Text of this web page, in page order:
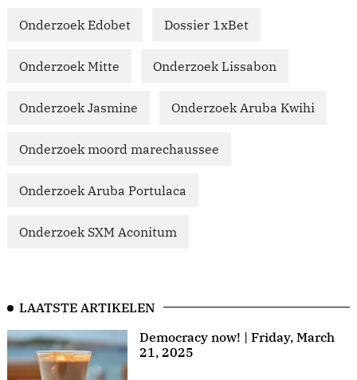
Onderzoek Edobet Dossier 1xBet
Onderzoek Mitte Onderzoek Lissabon
Onderzoek Jasmine Onderzoek Aruba Kwihi
Onderzoek moord marechaussee
Onderzoek Aruba Portulaca
Onderzoek SXM Aconitum
LAATSTE ARTIKELEN
Democracy now! | Friday, March
21, 2025